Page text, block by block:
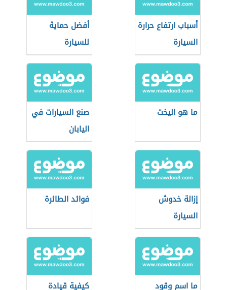
أسباب ارتفاع حرارة
السيارة
أفضل حماية
للسيارة
ما هو اليخت
صنع السيارات في
اليابان
إزالة خدوش
السيارة
فوائد الطائرة
ما اسم وقود
كيفية قيادة